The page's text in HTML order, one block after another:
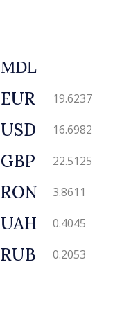
MDL
EUR 19.6237
USD 16.6982
GBP 22.5125
RON 3.8611
UAH 0.4045
RUB 0.2053